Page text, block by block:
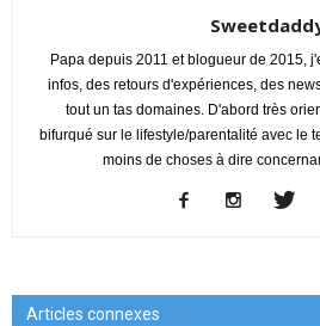
Papa depuis 2011 et blogueur de 2015,
infos, des retours d'expériences, des
tout un tas domaines. D'abord très
bifurqué sur le lifestyle/parentalité avec le
moins de choses à dire
Articles connexes